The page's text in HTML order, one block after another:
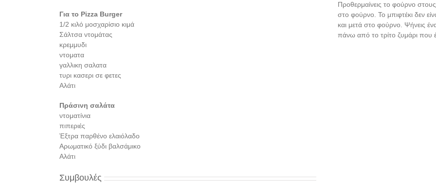
Για το Pizza Burger
1/2 κιλό μοσχαρίσιο κιμά
Σάλτσα ντομάτας
κρεμμυδι
ντοματα
γαλλικη σαλατα
τυρι κασερι σε φετες
Αλάτι
Πράσινη σαλάτα
ντοματίνια
πιπεριές
Έξτρα παρθένο ελαιόλαδο
Αρωματικό ξύδι βαλσάμικο
Αλάτι
Συμβουλές
Προθερμαίνεις το φούρνο
στο φούρνο. Το μπιφτέκι δεν
και μετά στο φούρνο. Ψήνεις
πάνω από το τρίτο ζυμάρι που